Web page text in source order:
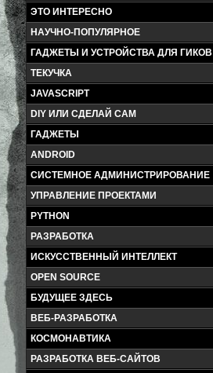
ЭТО ИНТЕРЕСНО
НАУЧНО-ПОПУЛЯРНОЕ
ГАДЖЕТЫ И УСТРОЙСТВА ДЛЯ ГИКОВ
ТЕКУЧКА
JAVASCRIPT
DIY ИЛИ СДЕЛАЙ САМ
ГАДЖЕТЫ
ANDROID
СИСТЕМНОЕ АДМИНИСТРИРОВАНИЕ
УПРАВЛЕНИЕ ПРОЕКТАМИ
PYTHON
РАЗРАБОТКА
ИСКУССТВЕННЫЙ ИНТЕЛЛЕКТ
OPEN SOURCE
БУДУЩЕЕ ЗДЕСЬ
ВЕБ-РАЗРАБОТКА
КОСМОНАВТИКА
РАЗРАБОТКА ВЕБ-САЙТОВ